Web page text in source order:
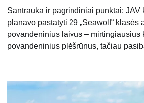
Santrauka ir pagrindiniai punktai: JAV
planavo pastatyti 29 „Seawolf“ klasės
povandeninius laivus – mirtingiausius
povandeninius plėšrūnus, tačiau